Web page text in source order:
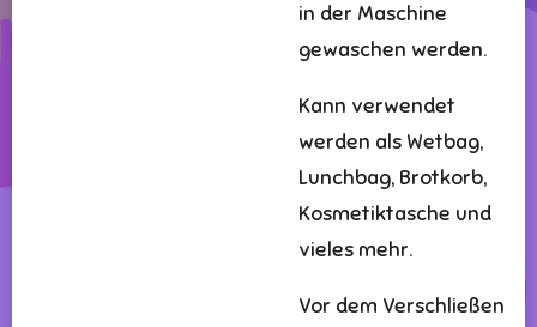
in der Maschine
gewaschen werden.
Kann verwendet
werden als Wetbag,
Lunchbag, Brotkorb,
Kosmetiktasche und
vieles mehr.
Vor dem Verschließen